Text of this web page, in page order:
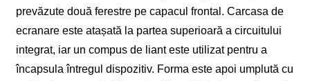
prevăzute două ferestre pe capacul frontal. Carcasa de
ecranare este atașată la partea superioară a circuitului
integrat, iar un compus de liant este utilizat pentru a
încapsula întregul dispozitiv. Forma este apoi umplută cu